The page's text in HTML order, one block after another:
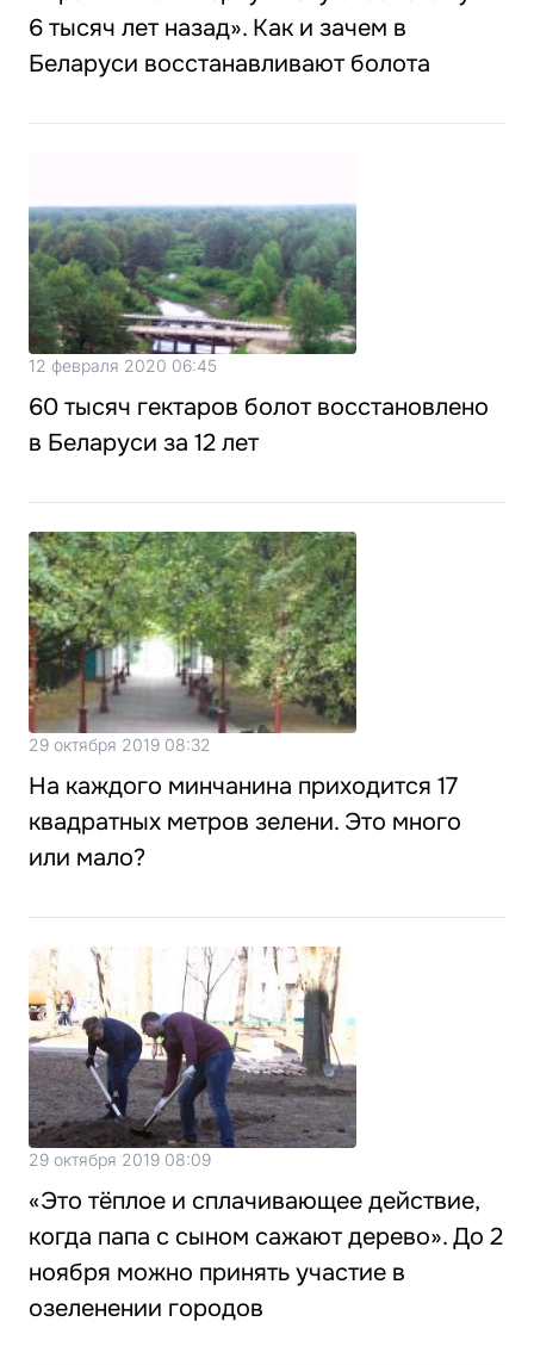
6 тысяч лет назад». Как и зачем в
Беларуси восстанавливают болота
12 февраля 2020 06:45
60 тысяч гектаров болот восстановлено
в Беларуси за 12 лет
29 октября 2019 08:32
На каждого минчанина приходится 17
квадратных метров зелени. Это много
или мало?
29 октября 2019 08:09
«Это тёплое и сплачивающее действие,
когда папа с сыном сажают дерево». До 2
ноября можно принять участие в
озеленении городов